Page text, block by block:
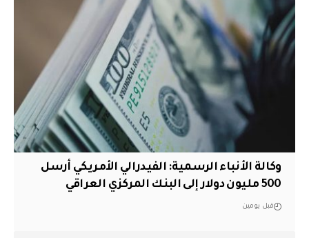
وكالة الأنباء الرسمية: الفيدرالي الأمريكي أرسل
500 مليون دولار إلى البنك المركزي العراقي
قبل يومين